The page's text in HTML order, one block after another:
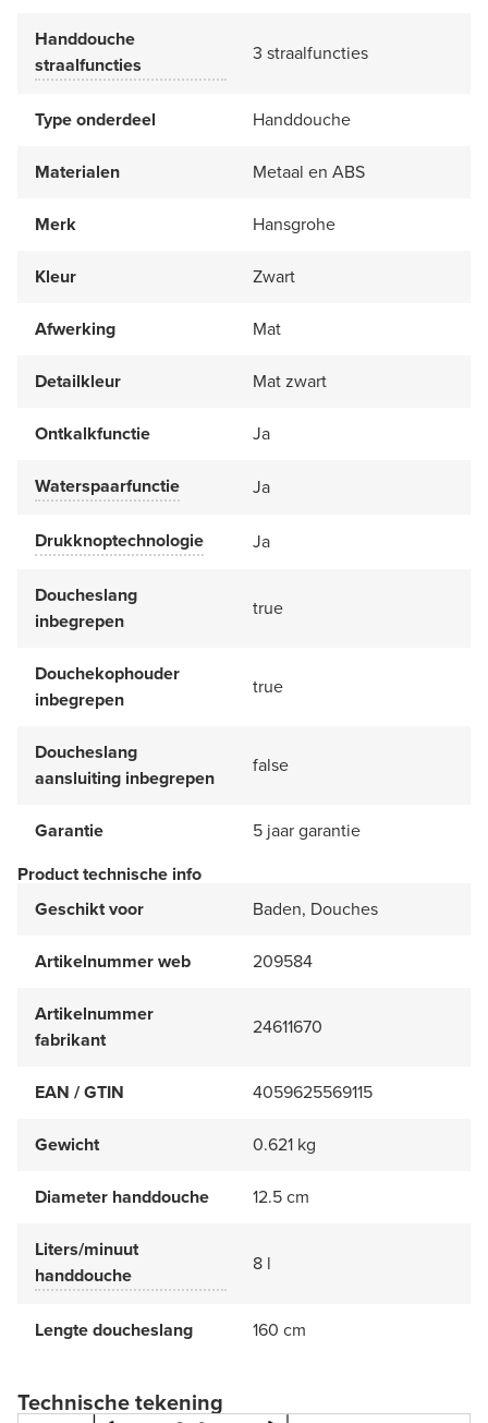
Handdouche
straalfuncties
3 straalfuncties
Type onderdeel Handdouche
Materialen Metaal en ABS
Merk Hansgrohe
Kleur Zwart
Afwerking Mat
Detailkleur Mat zwart
Ontkalkfunctie Ja
Waterspaarfunctie Ja
Drukknoptechnologie Ja
Doucheslang
inbegrepen
true
Douchekophouder
inbegrepen
true
Doucheslang
aansluiting inbegrepen
false
Garantie
5 jaar garantie
Product technische info
Geschikt voor
Baden, Douches
Artikelnummer web 209584
Artikelnummer
fabrikant
24611670
EAN / GTIN 4059625569115
Gewicht 0.621 kg
Diameter handdouche 12.5 cm
Liters/minuut
handdouche
8 l
Lengte doucheslang 160 cm
Technische tekening